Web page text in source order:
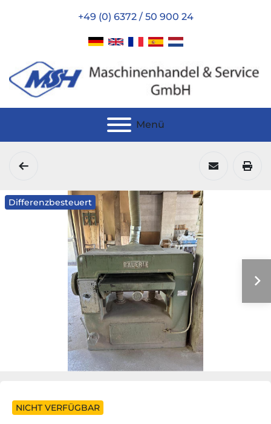
+49 (0) 6372 / 50 900 24
Menü
Differenzbesteuert
NICHT VERFÜGBAR